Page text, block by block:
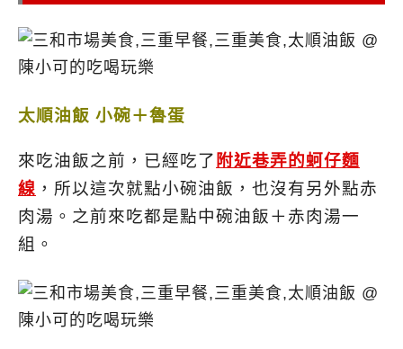
太順油飯 小碗＋魯蛋
來吃油飯之前，已經吃了 附近巷弄的蚵仔麵
線 ，所以這次就點小碗油飯，也沒有另外點赤
肉湯。之前來吃都是點中碗油飯＋赤肉湯一
組。